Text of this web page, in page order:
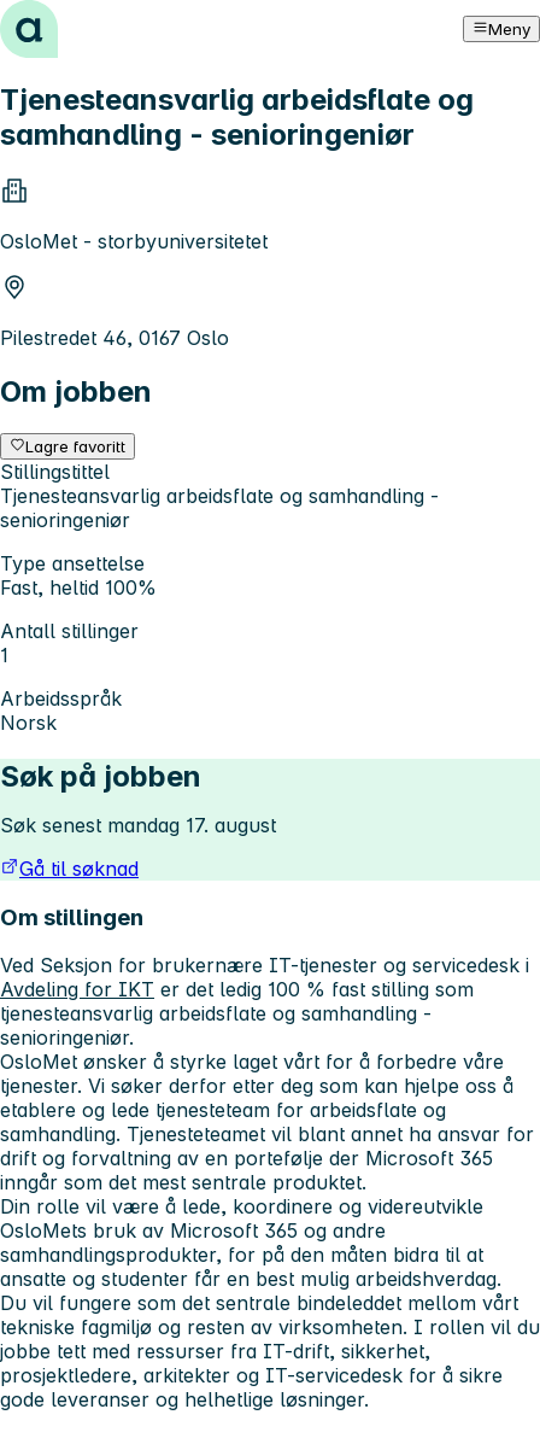
Hopp til innhold Meny
Tjenesteansvarlig arbeidsflate og
samhandling - senioringeniør
OsloMet - storbyuniversitetet
Pilestredet 46, 0167 Oslo
Om jobben
Lagre favoritt
Stillingstittel
Tjenesteansvarlig arbeidsflate og samhandling -
senioringeniør
Type ansettelse
Fast, heltid 100%
Antall stillinger
1
Arbeidsspråk
Norsk
Søk på jobben
Søk senest mandag 17. august
Gå til søknad
Om stillingen
Ved Seksjon for brukernære IT-tjenester og servicedesk i
Avdeling for IKT er det ledig 100 % fast stilling som
tjenesteansvarlig arbeidsflate og samhandling -
senioringeniør.
OsloMet ønsker å styrke laget vårt for å forbedre våre
tjenester. Vi søker derfor etter deg som kan hjelpe oss å
etablere og lede tjenesteteam for arbeidsflate og
samhandling. Tjenesteteamet vil blant annet ha ansvar for
drift og forvaltning av en portefølje der Microsoft 365
inngår som det mest sentrale produktet.
Din rolle vil være å lede, koordinere og videreutvikle
OsloMets bruk av Microsoft 365 og andre
samhandlingsprodukter, for på den måten bidra til at
ansatte og studenter får en best mulig arbeidshverdag.
Du vil fungere som det sentrale bindeleddet mellom vårt
tekniske fagmiljø og resten av virksomheten. I rollen vil du
jobbe tett med ressurser fra IT-drift, sikkerhet,
prosjektledere, arkitekter og IT-servicedesk for å sikre
gode leveranser og helhetlige løsninger.